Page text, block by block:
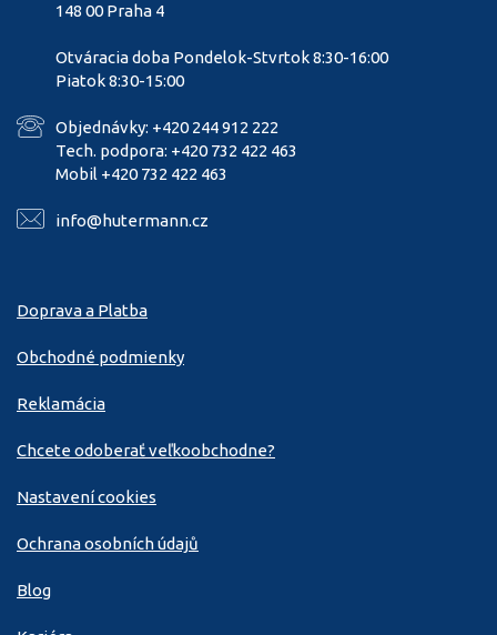
148 00 Praha 4
Otváracia doba Pondelok-Stvrtok 8:30-16:00
Piatok 8:30-15:00
Objednávky: +420 244 912 222
Tech. podpora: +420 732 422 463
Mobil +420 732 422 463
info@hutermann.cz
Doprava a Platba
Obchodné podmienky
Reklamácia
Chcete odoberať veľkoobchodne?
Nastavení cookies
Ochrana osobních údajů
Blog